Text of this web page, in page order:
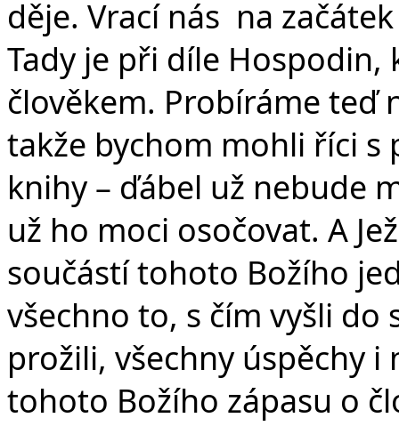
děje. Vrací nás na
Tady je při díle
člověkem. Probíráme teď
takže bychom mohli říci
knihy – ďábel už nebude
už ho moci osočovat. A
součástí tohoto Božího
všechno to, s čím vyšli do
prožili, všechny úspěchy i
tohoto Božího zápasu o